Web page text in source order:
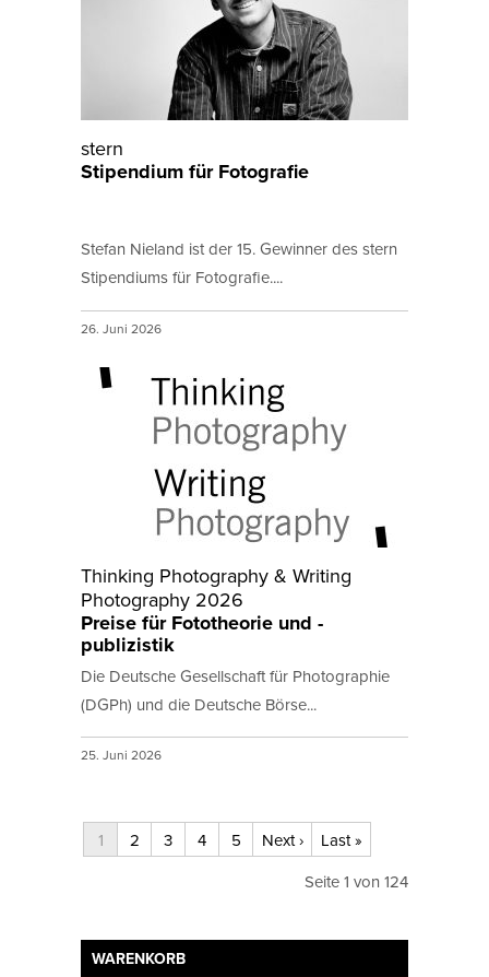
stern
Stipendium für Fotografie
Stefan Nieland ist der 15. Gewinner des stern
Stipendiums für Fotografie....
26. Juni 2026
Thinking Photography & Writing
Photography 2026
Preise für Fototheorie und -
publizistik
Die Deutsche Gesellschaft für Photographie
(DGPh) und die Deutsche Börse...
25. Juni 2026
1 2 3 4 5 Next ›
Last »
Seite 1 von 124
WARENKORB